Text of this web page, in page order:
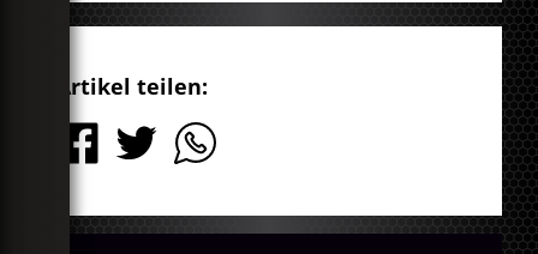
Artikel teilen: